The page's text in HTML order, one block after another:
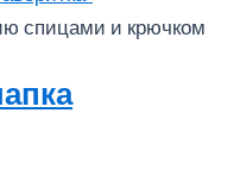
спицами и крючком